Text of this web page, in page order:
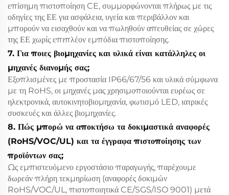
επίσημη πιστοποίηση CE, συμμορφώνονται πλήρως με τις
οδηγίες της ΕΕ για ασφάλεια, υγεία και περιβάλλον και
μπορούν να εισαχθούν και να πωληθούν απευθείας σε χώρες
της ΕΕ χωρίς επιπλέον εμπόδια πιστοποίησης.
7. Για ποιες βιομηχανίες και υλικά είναι κατάλληλες οι
μηχανές διανομής σας;
Εξοπλισμένες με προστασία IP66/67/56 και υλικά σύμφωνα
με τη RoHS, οι μηχανές μας χρησιμοποιούνται ευρέως σε
ηλεκτρονικά, αυτοκινητοβιομηχανία, φωτισμό LED, ιατρικές
συσκευές και άλλες βιομηχανίες.
8. Πώς μπορώ να αποκτήσω τα δοκιμαστικά αναφορές
(RoHS/VOC/UL) και τα έγγραφα πιστοποίησης των
προϊόντων σας;
Ως εμπιστευόμενο εργοστάσιο παραγωγής, παρέχουμε
δωρεάν πλήρη τεκμηρίωση (αναφορές δοκιμών
RoHS/VOC/UL, πιστοποιητικά CE/SGS/ISO 9001) μετά